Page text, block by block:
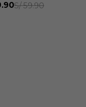
S/ 59.90